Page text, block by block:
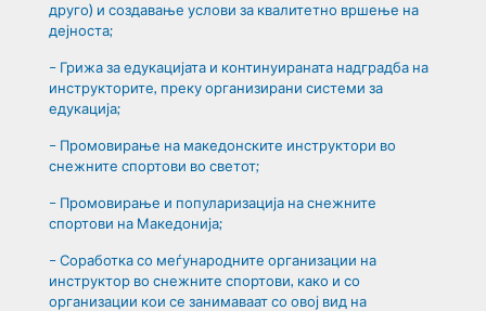
друго) и создавање услови за квалитетно вршење на
дејноста;
– Грижа за едукацијата и континуираната надградба на
инструкторите, преку организирани системи за
едукација;
– Промовирање на македонските инструктори во
снежните спортови во светот;
– Промовирање и популаризација на снежните
спортови на Македонија;
– Соработка со меѓународните организации на
инструктор во снежните спортови, како и со
организации кои се занимаваат со овој вид на